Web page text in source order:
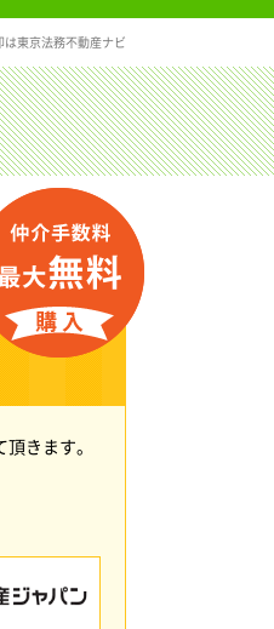
東京法務不動産ナビ
きます。